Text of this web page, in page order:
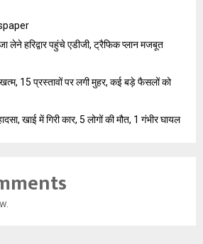
लेने हरिद्वार पहुंचे एडीजी, ट्रैफिक प्लान मजबूत
15 प्रस्तावों पर लगी मुहर, कई बड़े फैसलों को
खाई में गिरी कार, 5 लोगों की मौत, 1 गंभीर घायल